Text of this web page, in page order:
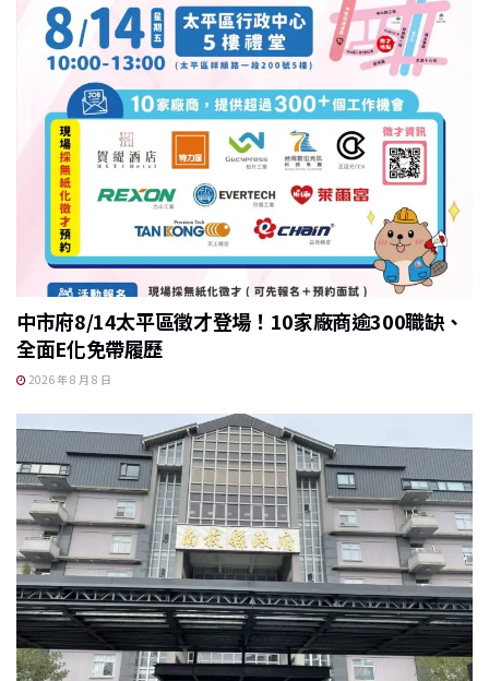
中市府8/14太平區徵才登場！10家廠商逾300職缺、
全面E化免帶履歷
2026 年 8 月 8 日